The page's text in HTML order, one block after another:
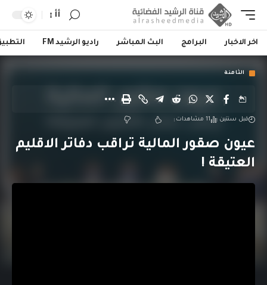
أأ
اخر الاخبار البرامج البث المباشر راديو الرشيد FM
الثامنة
قبل سنتين 11 مشاهدات
عيون صقور المالية تراقب دفاتر الاقليم
العتيقة !